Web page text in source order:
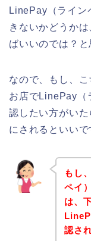
LinePay（ライン
きないかどうか
ばいいのでは？と
なので、もし、
お店でLinePay（
認したい方がい
にされるといいで
もし
ペイ
は、
認さ